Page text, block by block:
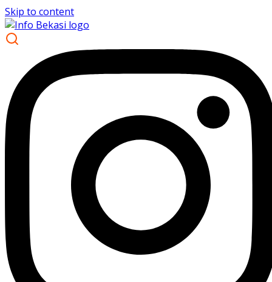
Skip to content